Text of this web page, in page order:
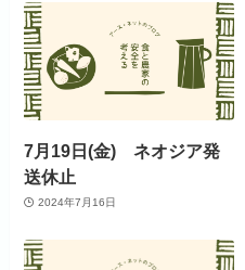
7月19日(金) ネオジア発
送休止
2024年7月16日